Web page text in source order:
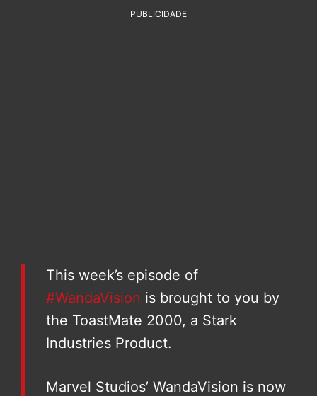
PUBLICIDADE
This week’s episode of
#WandaVision is brought to you by
the ToastMate 2000, a Stark
Industries Product.
Marvel Studios’ WandaVision is now